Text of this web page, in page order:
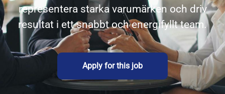
representera starka varumärken och driv
resultat i ett snabbt och energifyllt team.
Apply for this job